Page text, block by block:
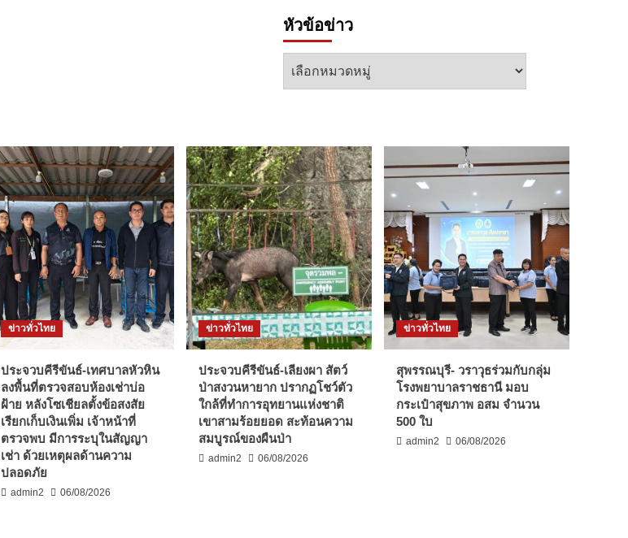
หัวข้อข่าว
หัวข้อ
ข่าวทั่วไทย
ประจวบคีรีขันธ์-เทศบาลหัวหิน
ลงพื้นที่ตรวจสอบห้องเช่าบ่อ
ฝ้าย หลังโซเชียลตั้งข้อสงสัย
เรียกเก็บเงินเพิ่ม เจ้าหน้าที่
ตรวจพบ มีการระบุในสัญญา
เช่า ด้วยเหตุผลด้านความ
ปลอดภัย
admin2 06/08/2026
ข่าวทั่วไทย
ประจวบคีรีขันธ์-เลียงผา สัตว์
ป่าสงวนหายาก ปรากฏโชว์ตัว
ใกล้ที่ทำการอุทยานแห่งชาติ
เขาสามร้อยยอด สะท้อนความ
สมบูรณ์ของผืนป่า
admin2 06/08/2026
ข่าวทั่วไทย
สุพรรณบุรี- วราวุธร่วมกับกลุ่ม
โรงพยาบาลราชธานี มอบ
กระเป๋าสุขภาพ อสม จำนวน
500 ใบ
admin2 06/08/2026